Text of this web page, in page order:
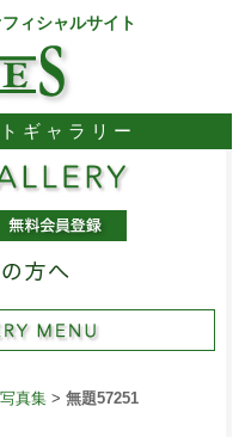
ィシャルサイト
ギャラリー
真集> 無題57251